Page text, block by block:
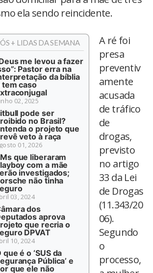
ela sendo reincidente.
+ LIDAS DA SEMANA
me levou a fazer
Pastor erra na
da bíblia
tem caso
02, 2025
pode ser
no Brasil?
o projeto que
veto à raça
01, 2026
que liberaram
com a mãe
investigados;
não tinha
03, 2024
dos
aprova
que recria o
DPVAT
10, 2024
que é o ‘SUS da
Pública’ e
que ele não
A ré foi
presa
preventiv
amente
acusada
de tráfico
de
drogas,
previsto
no artigo
33 da Lei
de Drogas
(11.343/20
06).
Segundo
o
processo,